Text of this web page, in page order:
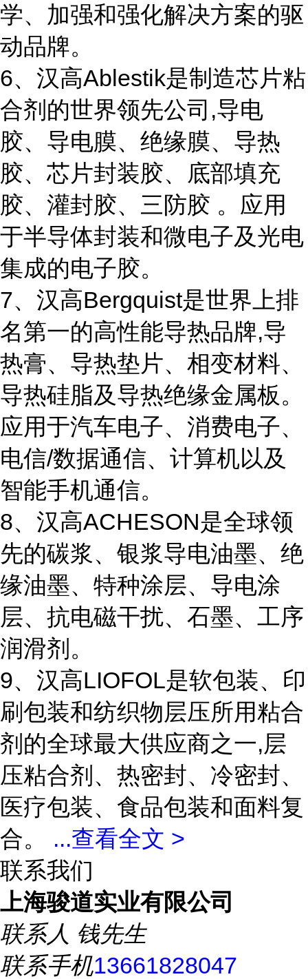
学、加强和强化解决方案的驱
动品牌。
6、汉高Ablestik是制造芯片粘
合剂的世界领先公司,导电
胶、导电膜、绝缘膜、导热
胶、芯片封装胶、底部填充
胶、灌封胶、三防胶 。应用
于半导体封装和微电子及光电
集成的电子胶。
7、汉高Bergquist是世界上排
名第一的高性能导热品牌,导
热膏、导热垫片、相变材料、
导热硅脂及导热绝缘金属板。
应用于汽车电子、消费电子、
电信/数据通信、计算机以及
智能手机通信。
8、汉高ACHESON是全球领
先的碳浆、银浆导电油墨、绝
缘油墨、特种涂层、导电涂
层、抗电磁干扰、石墨、工序
润滑剂。
9、汉高LIOFOL是软包装、印
刷包装和纺织物层压所用粘合
剂的全球最大供应商之一,层
压粘合剂、热密封、冷密封、
医疗包装、食品包装和面料复
合。 ...查看全文 >
联系我们
上海骏道实业有限公司
联系人 钱先生
联系手机13661828047